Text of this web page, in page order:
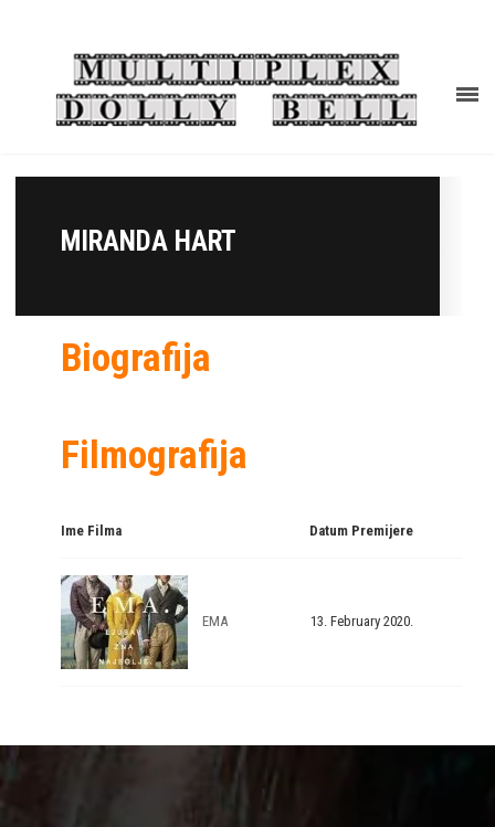
MIRANDA HART
Biografija
Filmografija
Ime Filma Datum Premijere
EMA 13. February 2020.